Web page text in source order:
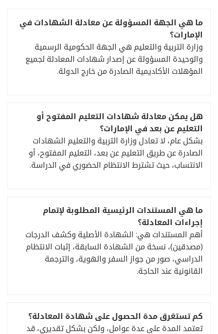
ما هي الجهة المسؤولة عن معادلة الشهادات في
الإمارات؟
وزارة التربية والتعليم هي الجهة الحكومية الرسمية
والوحيدة المسؤولة عن إصدار شهادات المعادلة لجميع
المؤهلات الأكاديمية الصادرة من خارج الدولة.
هل يمكن معادلة شهادات التعليم المفتوح أو
التعليم عن بعد في الإمارات؟
بشكل عام، لا تعادل وزارة التربية والتعليم الشهادات
الصادرة عن طريق التعليم عن بعد، التعليم المفتوح، أو
الانتساب، حيث تشترط الانتظام الحضوري في الدراسة.
ما هي المستندات الرئيسية المطلوبة لإتمام
إجراءات المعادلة؟
أهم المستندات هي: الشهادة الأصلية وكشف الدرجات
(مصدقين)، نسخة من الشهادة السابقة، إثبات الانتظام
الدراسي، صور من جواز السفر والهوية، والترجمة
القانونية عند الحاجة.
كم تستغرق مدة الحصول على شهادة المعادلة؟
تعتمد المدة على عدة عوامل، ولكن بشكل تقديري، قد